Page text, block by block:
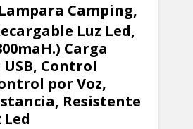
Camping,
Luz Led,
Carga
Control
por Voz,
Resistente